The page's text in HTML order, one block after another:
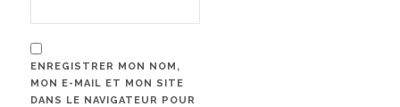
ENREGISTRER MON NOM,
MON E-MAIL ET MON SITE
DANS LE NAVIGATEUR POUR